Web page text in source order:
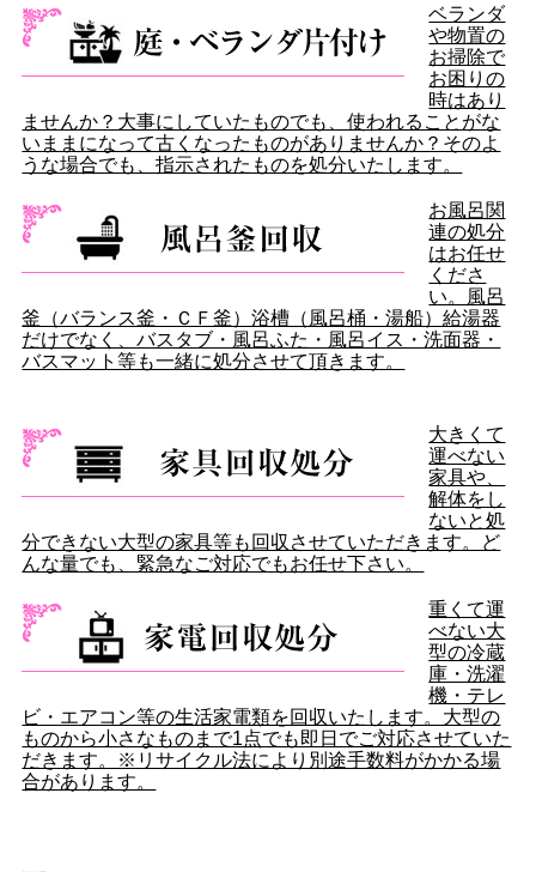
ベランダ
や物置の
お掃除で
お困りの
時はあり
ませんか？大事にしていたものでも、使われることがな
いままになって古くなったものがありませんか？そのよ
うな場合でも、指示されたものを処分いたします。
お風呂関
連の処分
はお任せ
くださ
い。風呂
釜（バランス釜・ＣＦ釜）浴槽（風呂桶・湯船）給湯器
だけでなく、バスタブ・風呂ふた・風呂イス・洗面器・
バスマット等も一緒に処分させて頂きます。
大きくて
運べない
家具や、
解体をし
ないと処
分できない大型の家具等も回収させていただきます。ど
んな量でも、緊急なご対応でもお任せ下さい。
重くて運
べない大
型の冷蔵
庫・洗濯
機・テレ
ビ・エアコン等の生活家電類を回収いたします。大型の
ものから小さなものまで1点でも即日でご対応させていた
だきます。※リサイクル法により別途手数料がかかる場
合があります。